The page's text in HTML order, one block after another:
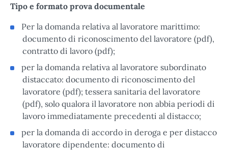
Tipo e formato prova documentale
Per la domanda relativa al lavoratore marittimo:
documento di riconoscimento del lavoratore (pdf),
contratto di lavoro (pdf);
per la domanda relativa al lavoratore subordinato
distaccato: documento di riconoscimento del
lavoratore (pdf); tessera sanitaria del lavoratore
(pdf), solo qualora il lavoratore non abbia periodi di
lavoro immediatamente precedenti al distacco;
per la domanda di accordo in deroga e per distacco
lavoratore dipendente: documento di